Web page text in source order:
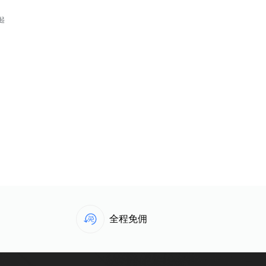
全程免佣